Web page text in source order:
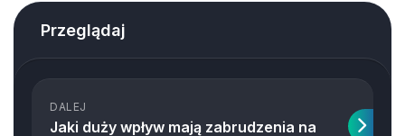
Przeglądaj
DALEJ
Jaki duży wpływ mają zabrudzenia na